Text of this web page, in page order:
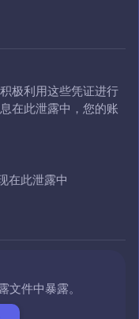
极利用这些凭证进行
在此泄露中，您的账
在此泄露中
文件中暴露。